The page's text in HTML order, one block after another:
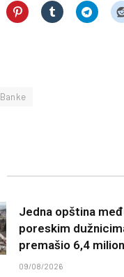
Banke
Jedna opština
poreskim
premašio 6,4
09/08/2026